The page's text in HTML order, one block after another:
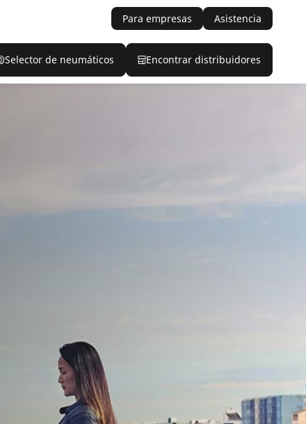
Para empresas Asistencia
Selector de neumáticos Encontrar distribuidores